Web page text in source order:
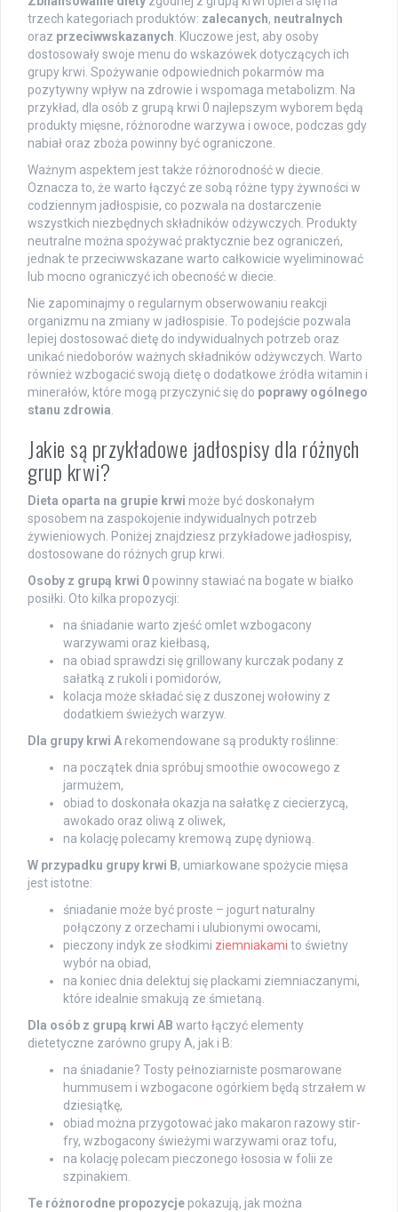
trzech kategoriach produktów: zalecanych, neutralnych
oraz przeciwwskazanych . Kluczowe jest, aby osoby
dostosowały swoje menu do wskazówek dotyczących ich
grupy krwi. Spożywanie odpowiednich pokarmów ma
pozytywny wpływ na zdrowie i wspomaga metabolizm. Na
przykład, dla osób z grupą krwi 0 najlepszym wyborem będą
produkty mięsne, różnorodne warzywa i owoce, podczas gdy
nabiał oraz zboża powinny być ograniczone.
Ważnym aspektem jest także różnorodność w diecie.
Oznacza to, że warto łączyć ze sobą różne typy żywności w
codziennym jadłospisie, co pozwala na dostarczenie
wszystkich niezbędnych składników odżywczych. Produkty
neutralne można spożywać praktycznie bez ograniczeń,
jednak te przeciwwskazane warto całkowicie wyeliminować
lub mocno ograniczyć ich obecność w diecie.
Nie zapominajmy o regularnym obserwowaniu reakcji
organizmu na zmiany w jadłospisie. To podejście pozwala
lepiej dostosować dietę do indywidualnych potrzeb oraz
unikać niedoborów ważnych składników odżywczych. Warto
również wzbogacić swoją dietę o dodatkowe źródła witamin i
minerałów, które mogą przyczynić się do poprawy ogólnego
stanu zdrowia
Jakie są przykładowe jadłospisy dla różnych
grup krwi?
Dieta oparta na grupie krwi może być doskonałym
sposobem na zaspokojenie indywidualnych potrzeb
żywieniowych. Poniżej znajdziesz przykładowe jadłospisy,
dostosowane do różnych grup krwi.
Osoby z grupą krwi 0 powinny stawiać na bogate w białko
posiłki. Oto kilka propozycji:
na śniadanie warto zjeść omlet wzbogacony
warzywami oraz kiełbasą,
na obiad sprawdzi się grillowany kurczak podany z
sałatką z rukoli i pomidorów,
kolacja może składać się z duszonej wołowiny z
dodatkiem świeżych warzyw.
Dla grupy krwi A rekomendowane są produkty roślinne:
na początek dnia spróbuj smoothie owocowego z
jarmużem,
obiad to doskonała okazja na sałatkę z ciecierzycą,
awokado oraz oliwą z oliwek,
na kolację polecamy kremową zupę dyniową.
W przypadku grupy krwi B, umiarkowane spożycie mięsa
jest istotne:
śniadanie może być proste – jogurt naturalny
połączony z orzechami i ulubionymi owocami,
pieczony indyk ze słodkimi ziemniakami to świetny
wybór na obiad,
na koniec dnia delektuj się plackami ziemniaczanymi,
które idealnie smakują ze śmietaną.
Dla osób z grupą krwi AB warto łączyć elementy
dietetyczne zarówno grupy A, jak i B:
na śniadanie? Tosty pełnoziarniste posmarowane
hummusem i wzbogacone ogórkiem będą strzałem w
dziesiątkę,
obiad można przygotować jako makaron razowy stir-
fry, wzbogacony świeżymi warzywami oraz tofu,
na kolację polecam pieczonego łososia w folii ze
szpinakiem.
Te różnorodne propozycje pokazują, jak można